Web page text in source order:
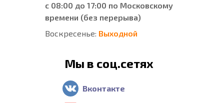
с 08:00 до 17:00 по Московскому
времени (без перерыва)
Воскресенье: Выходной
Мы в соц.сетях
Вконтакте